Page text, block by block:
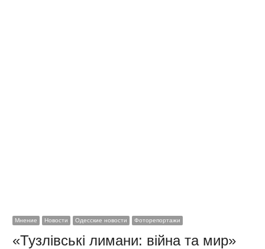
Мнение Новости Одесские новости Фоторепортажи
«Тузлівські лимани: війна та мир»